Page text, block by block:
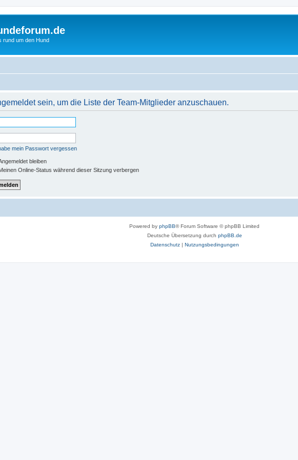
rund um den Hund
sein, um die Liste der Team-Mitglieder anzuschauen.
mein Passwort vergessen
bleiben
Online-Status während dieser Sitzung verbergen
Powered by phpBB® Forum Software © phpBB Limited
Deutsche Übersetzung durch phpBB.de
Datenschutz| Nutzungsbedingungen